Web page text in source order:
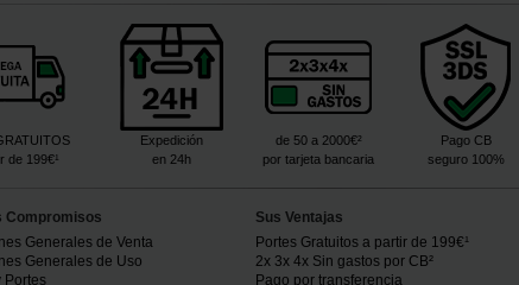
de 199€¹
Expedición
en 24h
de 50 a 2000€²
por tarjeta bancaria
Pago CB
seguro 100%
Compromisos
Generales de Venta
Generales de Uso
Portes
Sus Ventajas
Portes Gratuitos a partir de 199€¹
2x 3x 4x Sin gastos por CB²
Pago por transferencia